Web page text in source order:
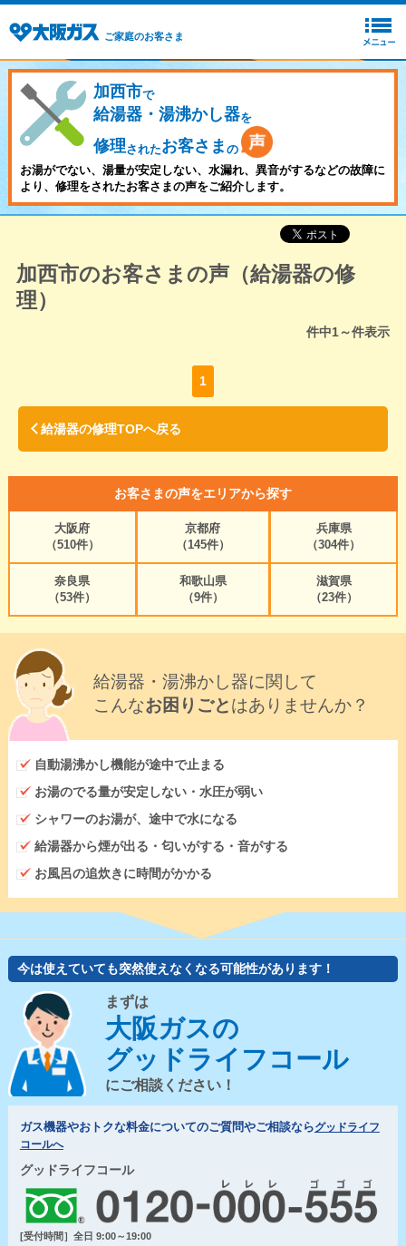
ご家庭のお客さま
加西市で
給湯器・湯沸かし器を
修理されたお客さま の
お湯がでない、湯量が安定しない、水漏れ、異音がするなどの故障に
より、修理をされたお客さまの声をご紹介します。
加西市のお客さまの声（給湯器の修
理）
件中1～件表示
1
給湯器の修理TOPへ戻る
お客さまの声をエリアから探す
大阪府
（510件）
京都府
（145件）
兵庫県
（304件）
奈良県
（53件）
和歌山県
（9件）
滋賀県
（23件）
給湯器・湯沸かし器に関して
こんなお困りごとはありませんか？
自動湯沸かし機能が途中で止まる
お湯のでる量が安定しない・水圧が弱い
シャワーのお湯が、途中で水になる
給湯器から煙が出る・匂いがする・音がする
お風呂の追炊きに時間がかかる
今は使えていても突然使えなくなる可能性があります！
まずは
大阪ガスの
グッドライフコール
にご相談ください！
ガス機器やおトクな料金についてのご質問やご相談ならグッドライフ
コールへ
グッドライフコール
[受付時間］全日 9:00～19:00